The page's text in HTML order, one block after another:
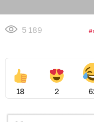
5 189
18 2